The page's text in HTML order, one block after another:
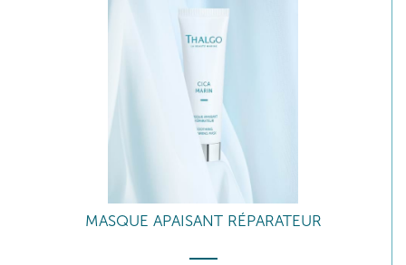
MASQUE APAISANT RÉPARATEUR